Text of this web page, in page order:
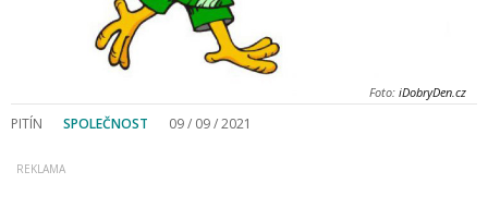
Foto: iDobryDen.cz
PITÍN SPOLEČNOST 09 / 09 / 2021